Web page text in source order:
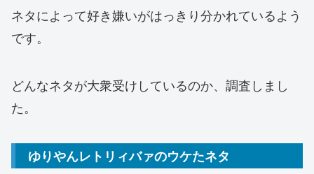
ネタによって好き嫌いがはっきり分かれているよう
です。
どんなネタが大衆受けしているのか、調査しまし
た。
ゆりやんレトリィバァのウケたネタ